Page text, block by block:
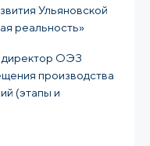
Ульяновской
реальность»
директор ОЭЗ
производства
(этапы и